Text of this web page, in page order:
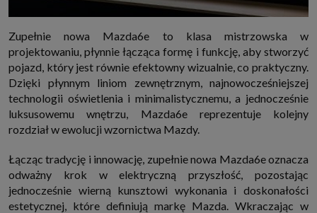
Zupełnie nowa Mazda6e to klasa mistrzowska w
projektowaniu, płynnie łącząca formę i funkcję, aby stworzyć
pojazd, który jest równie efektowny wizualnie, co praktyczny.
Dzięki płynnym liniom zewnętrznym, najnowocześniejszej
technologii oświetlenia i minimalistycznemu, a jednocześnie
luksusowemu wnętrzu, Mazda6e reprezentuje kolejny
rozdział w ewolucji wzornictwa Mazdy.
Łącząc tradycję i innowację, zupełnie nowa Mazda6e oznacza
odważny krok w elektryczną przyszłość, pozostając
jednocześnie wierną kunsztowi wykonania i doskonałości
estetycznej, które definiują markę Mazda. Wkraczając w